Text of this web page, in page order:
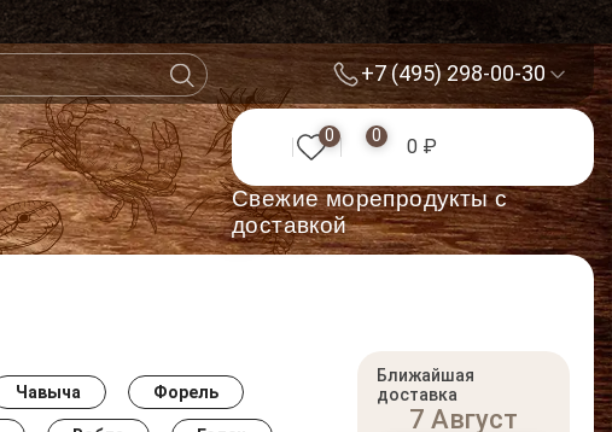
+7 (495) 298-00-30
0 0 0 ₽
Cвежие морепродукты с
доставкой
Чавыча Форель
Ближайшая
доставка
7 Август